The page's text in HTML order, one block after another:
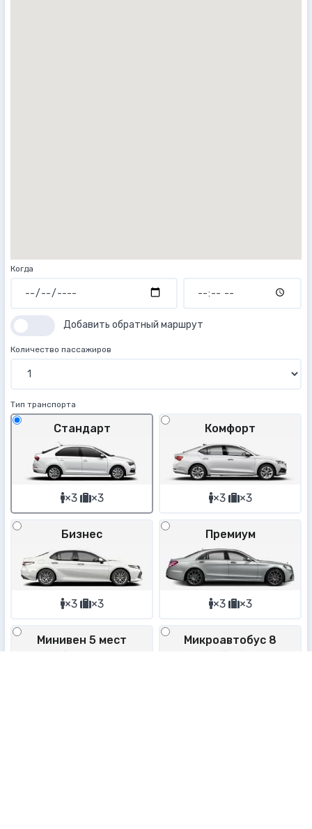
Когда
Добавить обратный маршрут
Количество пассажиров
Тип транспорта
Стандарт
×3 ×3
Комфорт
×3 ×3
Бизнес
×3 ×3
Премиум
×3 ×3
Минивен 5 мест Микроавтобус 8